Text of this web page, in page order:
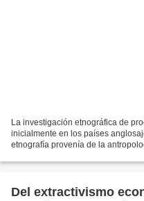
La investigación etnográfica de
inicialmente en los países
etnografía provenía de la
Del extractivismo